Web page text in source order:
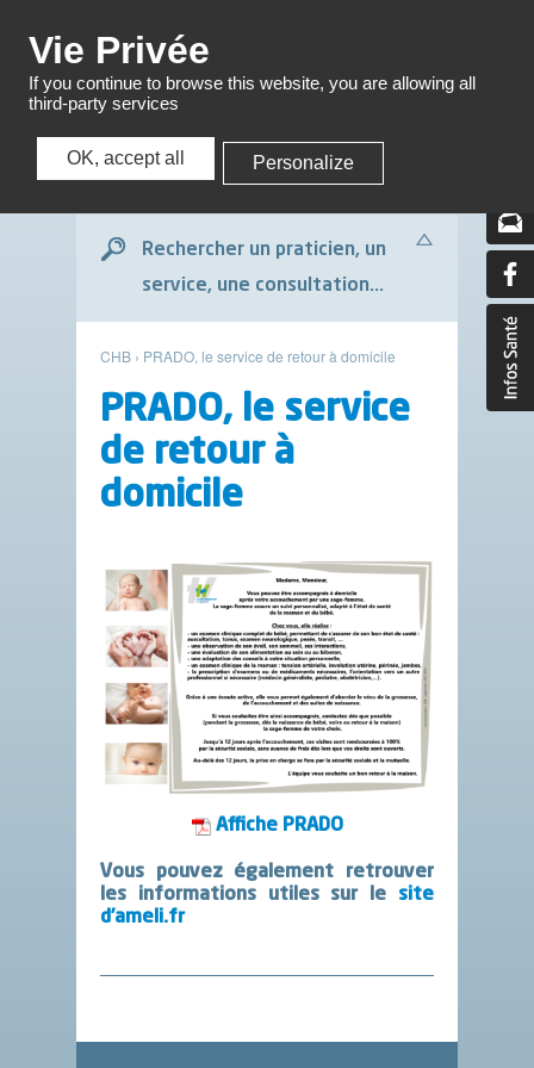
Menu
Rechercher un praticien, un
service, une consultation...
CHB › PRADO, le service de retour à domicile
PRADO, le service
de retour à
domicile
Affiche PRADO
Vous pouvez également retrouver
les informations utiles sur le site
d’ameli.fr
Vie Privée
If you continue to browse this website, you are allowing all
third-party services
OK, accept all Personalize